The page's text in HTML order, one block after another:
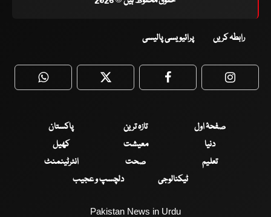
رابطہ کریں پرائیویسی پالیسی
WhatsApp Twitter Facebook
صفحۂ اول تازہ ترین
پاکستان
دنیا
معیشت
کھیل
تعلیم
صحت
انٹرٹینمنٹ
ٹیکنالوجی
دلچسپ و عجیب
Pakistan News in Urdu